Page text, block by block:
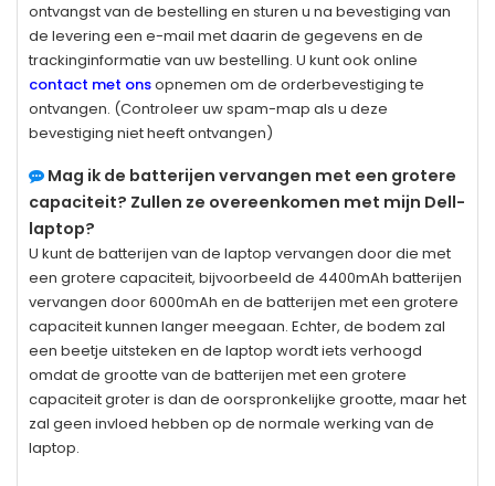
ontvangst van de bestelling en sturen u na bevestiging van
de levering een e-mail met daarin de gegevens en de
trackinginformatie van uw bestelling. U kunt ook online
contact met onsopnemen om de orderbevestiging te
ontvangen. (Controleer uw spam-map als u deze
bevestiging niet heeft ontvangen)
Mag ik de batterijen vervangen met een grotere
capaciteit? Zullen ze overeenkomen met mijn Dell-
laptop?
U kunt de batterijen van de laptop vervangen door die met
een grotere capaciteit, bijvoorbeeld de 4400mAh batterijen
vervangen door 6000mAh en de batterijen met een grotere
capaciteit kunnen langer meegaan. Echter, de bodem zal
een beetje uitsteken en de laptop wordt iets verhoogd
omdat de grootte van de batterijen met een grotere
capaciteit groter is dan de oorspronkelijke grootte, maar het
zal geen invloed hebben op de normale werking van de
laptop.